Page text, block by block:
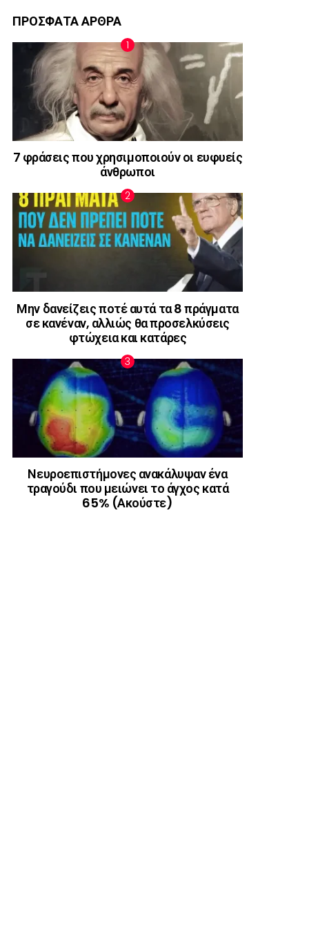
ΠΡΟΣΦΑΤΑ ΑΡΘΡΑ
7 φράσεις που χρησιμοποιούν οι ευφυείς
άνθρωποι
Μην δανείζεις ποτέ αυτά τα 8 πράγματα
σε κανέναν, αλλιώς θα προσελκύσεις
φτώχεια και κατάρες
Νευροεπιστήμονες ανακάλυψαν ένα
τραγούδι που μειώνει το άγχος κατά
65% (Ακούστε)